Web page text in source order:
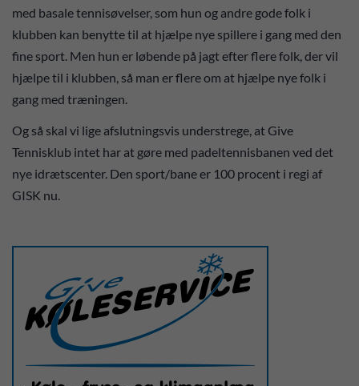
med basale tennisøvelser, som hun og andre gode folk i
klubben kan benytte til at hjælpe nye spillere i gang med den
fine sport. Men hun er løbende på jagt efter flere folk, der vil
hjælpe til i klubben, så man er flere om at hjælpe nye folk i
gang med træningen.
Og så skal vi lige afslutningsvis understrege, at Give
Tennisklub intet har at gøre med padeltennisbanen ved det
nye idrætscenter. Den sport/bane er 100 procent i regi af
GISK nu.